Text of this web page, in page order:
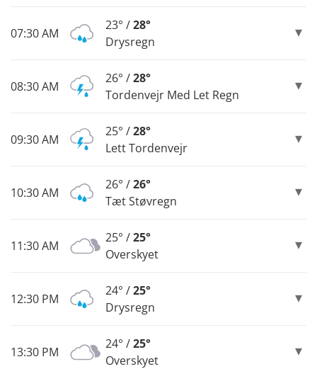
07:30 AM
23° /28°
Drysregn
08:30 AM
26° /28°
Tordenvejr Med Let Regn
09:30 AM
25° /28°
Lett Tordenvejr
10:30 AM
26° /26°
Tæt Støvregn
11:30 AM
25° /25°
Overskyet
12:30 PM
24° /25°
Drysregn
13:30 PM
24° /25°
Overskyet